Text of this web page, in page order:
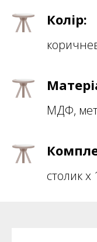
Колір:
МДФ,
столик